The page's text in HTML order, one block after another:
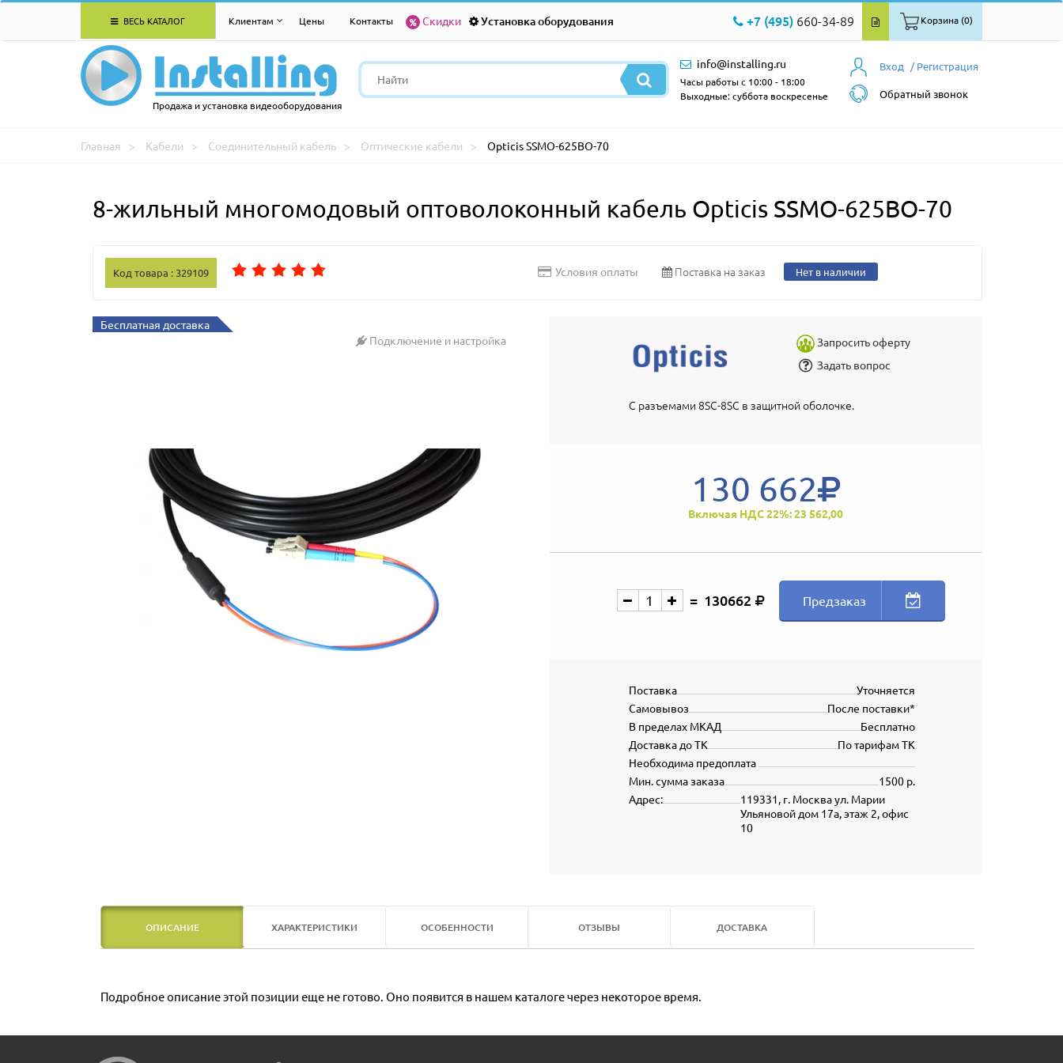
ВЕСЬ КАТАЛОГ Клиентам Цены Контакты Скидки Установка оборудования +7 (495) 660-34-89 Корзина (0)
Продажа и установка видеооборудования
Вход / Регистрация
Обратный звонок
info@installing.ru
Часы работы с 10:00 - 18:00
Выходные: суббота воскресенье
Главная Кабели Соединительный кабель Оптические кабели Opticis SSMO-625BO-70
8-жильный многомодовый оптоволоконный кабель Opticis SSMO-625BO-70
Код товара : 329109 Условия оплаты Поставка на заказ Нет в наличии
Бесплатная доставка
Подключение и настройка
Запросить оферту
Задать вопрос
С разъемами 8SC-8SC в защитной оболочке.
130 662
Включая НДС 22%: 23 562,00
130662 Предзаказ
Уточняется
Поставка
После поставки*
Самовывоз
Бесплатно
В пределах МКАД
По тарифам ТК
Доставка до ТК
Необходима предоплата
1500 р.
Мин. сумма заказа
119331, г. Москва ул. Марии
Ульяновой дом 17а, этаж 2, офис
10
Адрес:
ОПИСАНИЕ ХАРАКТЕРИСТИКИ ОСОБЕННОСТИ ОТЗЫВЫ ДОСТАВКА
Подробное описание этой позиции еще не готово. Оно появится в нашем каталоге через некоторое время.